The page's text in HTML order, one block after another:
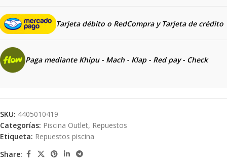
Tarjeta débito o RedCompra y Tarjeta de crédito
Paga mediante Khipu - Mach - Klap - Red pay - Check
SKU: 4405010419
Categorías: Piscina Outlet, Repuestos
Etiqueta: Repuestos piscina
Share: